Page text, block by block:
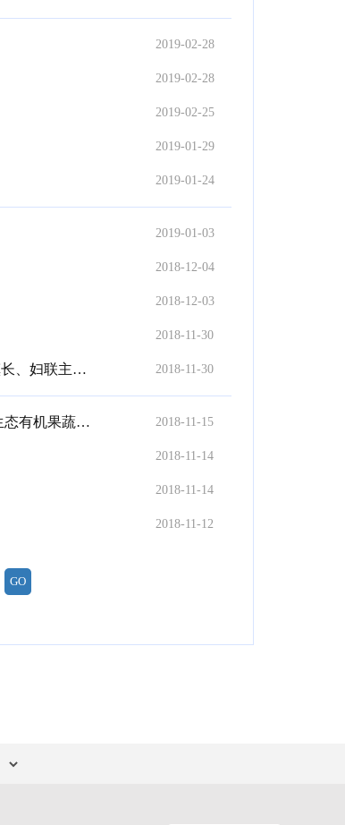
2019-02-28
2019-02-28
2019-02-25
2019-01-29
2019-01-24
2019-01-03
2018-12-04
2018-12-03
2018-11-30
在新时代绽放芳华——专访中国妇女第十二次全国代表大会代表，孟楼镇副镇长、妇联主席李芬 2018-11-30
传统农业走新路 特色种植谱新篇——河南黄志牧业（集团）有限公司发展原生态有机果蔬种植侧记 2018-11-15
2018-11-14
2018-11-14
2018-11-12